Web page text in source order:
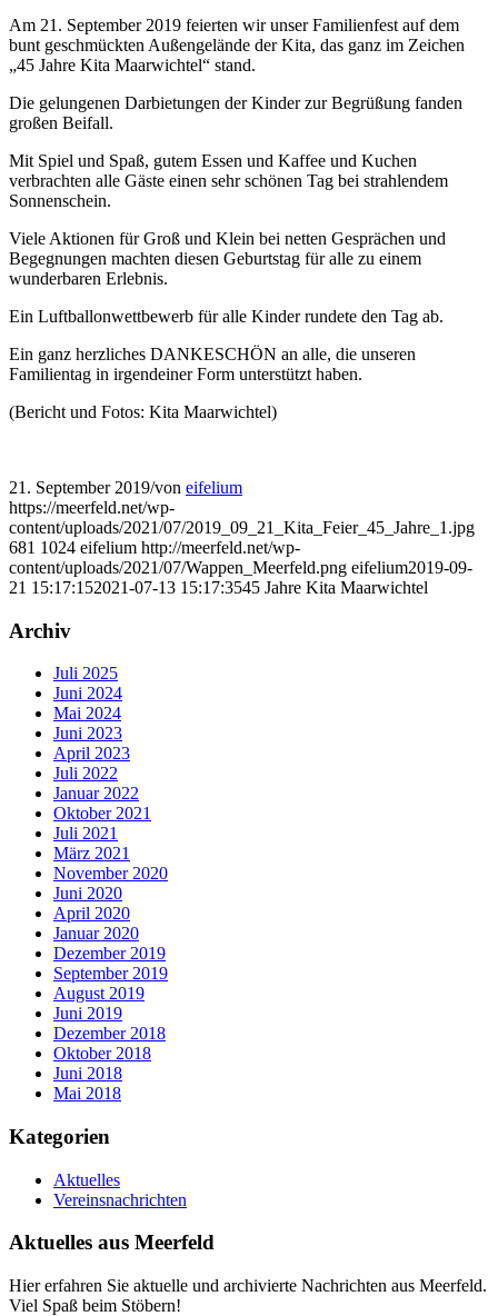
Am 21. September 2019 feierten wir unser Familienfest auf dem
bunt geschmückten Außengelände der Kita, das ganz im Zeichen
„45 Jahre Kita Maarwichtel“ stand.
Die gelungenen Darbietungen der Kinder zur Begrüßung fanden
großen Beifall.
Mit Spiel und Spaß, gutem Essen und Kaffee und Kuchen
verbrachten alle Gäste einen sehr schönen Tag bei strahlendem
Sonnenschein.
Viele Aktionen für Groß und Klein bei netten Gesprächen und
Begegnungen machten diesen Geburtstag für alle zu einem
wunderbaren Erlebnis.
Ein Luftballonwettbewerb für alle Kinder rundete den Tag ab.
Ein ganz herzliches DANKESCHÖN an alle, die unseren
Familientag in irgendeiner Form unterstützt haben.
(Bericht und Fotos: Kita Maarwichtel)
21. September 2019/von eifelium
https://meerfeld.net/wp-
content/uploads/2021/07/2019_09_21_Kita_Feier_45_Jahre_1.jpg
681 1024 eifelium http://meerfeld.net/wp-
content/uploads/2021/07/Wappen_Meerfeld.png eifelium2019-09-
21 15:17:152021-07-13 15:17:3545 Jahre Kita Maarwichtel
Archiv
Juli 2025
Juni 2024
Mai 2024
Juni 2023
April 2023
Juli 2022
Januar 2022
Oktober 2021
Juli 2021
März 2021
November 2020
Juni 2020
April 2020
Januar 2020
Dezember 2019
September 2019
August 2019
Juni 2019
Dezember 2018
Oktober 2018
Juni 2018
Mai 2018
Kategorien
Aktuelles
Vereinsnachrichten
Aktuelles aus Meerfeld
Hier erfahren Sie aktuelle und archivierte Nachrichten aus Meerfeld.
Viel Spaß beim Stöbern!